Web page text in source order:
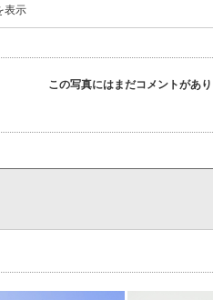
表示
この写真にはまだコメントがあ